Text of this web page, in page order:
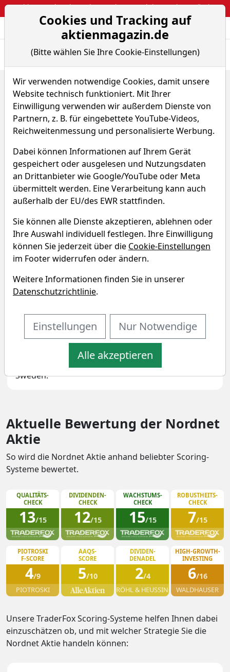
Webinar: So kassierst du trotzdem attraktive Optionsprämien
Aktien- und
Home Aktien Nordnet AB
Nordnet Aktie
Watchlist SAVE WKN A2QHT3
32,630 € +0,03 %
Echtzeit-Aktienkurs 08.08.2026, 05:58 Uhr
Was macht Nordnet?
Unternehmensprofil
Nordnet AB engages in offering digital platform
for savings, loans, pensions, and investments. It
development, operations, and administration
services. It operates through the following
geographical segments: Sweden, Norway,
Denmark, and Finland. The company was founded
in 1996 and is headquartered in Stockholm,
Sweden.
Aktuelle Bewertung der Nordnet
Aktie
So wird die Nordnet Aktie anhand beliebter Scoring-
Systeme bewertet.
QUALITÄTS-
CHECK
13/15
DIVIDENDEN-
CHECK
12/15
WACHSTUMS-
CHECK
15/15
ROBUSTHEITS-
CHECK
7/15
PIOTROSKI
F-SCORE
4/9
PIOTROSKI
AAQS-
SCORE
5/10
DIVIDEN-
DENADEL
2/4
RÖHL & HEUSSINGER
HIGH-GROWTH-
INVESTING
6/16
WALDHAUSER
Unsere TraderFox Scoring-Systeme helfen Ihnen dabei
einzuschätzen ob, und mit welcher Strategie Sie die
Nordnet Aktie handeln können:
Cookies und Tracking auf
aktienmagazin.de
(Bitte wählen Sie Ihre Cookie-Einstellungen)
Wir verwenden notwendige Cookies, damit unsere
Website technisch funktioniert. Mit Ihrer
Einwilligung verwenden wir außerdem Dienste von
Partnern, z. B. für eingebettete YouTube-Videos,
Reichweitenmessung und personalisierte Werbung.
Dabei können Informationen auf Ihrem Gerät
gespeichert oder ausgelesen und Nutzungsdaten
an Drittanbieter wie Google/YouTube oder Meta
übermittelt werden. Eine Verarbeitung kann auch
außerhalb der EU/des EWR stattfinden.
Sie können alle Dienste akzeptieren, ablehnen oder
Ihre Auswahl individuell festlegen. Ihre Einwilligung
können Sie jederzeit über die Cookie-Einstellungen
im Footer widerrufen oder ändern.
Weitere Informationen finden Sie in unserer
Datenschutzrichtlinie.
Einstellungen Nur Notwendige
Alle akzeptieren